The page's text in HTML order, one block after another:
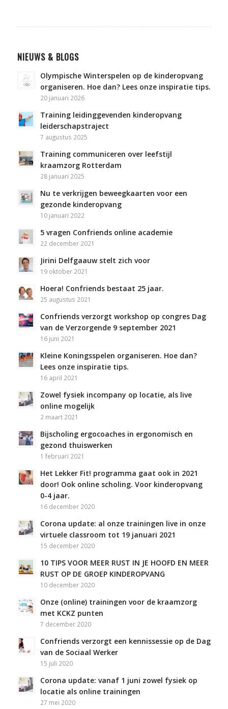
NIEUWS & BLOGS
Olympische Winterspelen op de kinderopvang
organiseren. Hoe dan? Lees onze inspiratie tips.
20 januari 2026
Training leidinggevenden kinderopvang
leiderschapstraject
7 augustus 2025
Training communiceren over leefstijl
kraamzorg Rotterdam
28 januari 2025
Nu te verkrijgen beweegkaarten voor een
gezonde kinderopvang
10 januari 2022
5 vragen Confriends online academie
22 december 2021
Jirini Delfgaauw stelt zich voor
19 oktober 2021
Hoera! Confriends bestaat 25 jaar.
25 augustus 2021
Confriends verzorgt workshop op congres Dag
van de Verzorgende 9 september 2021
16 juni 2021
Kleine Koningsspelen organiseren. Hoe dan?
Lees onze inspiratie tips.
16 april 2021
Zowel fysiek incompany op locatie, als live
online mogelijk
2 maart 2021
Bijscholing ergocoaches in ergonomisch en
gezond thuiswerken
1 februari 2021
Het Lekker Fit! programma gaat ook in 2021
door! Ook online scholing. Voor kinderopvang
0-4 jaar.
16 december 2020
Corona update: al onze trainingen live in onze
virtuele classroom tot 19 januari 2021
15 december 2020
10 TIPS VOOR MEER RUST IN JE HOOFD EN MEER
RUST OP DE GROEP KINDEROPVANG
10 december 2020
Onze (online) trainingen voor de kraamzorg
met KCKZ punten
7 december 2020
Confriends verzorgt een kennissessie op de Dag
van de Sociaal Werker
15 juli 2020
Corona update: vanaf 1 juni zowel fysiek op
locatie als online trainingen
27 mei 2020